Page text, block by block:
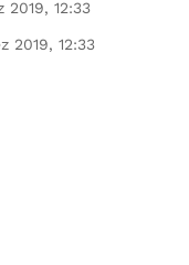
2019, 12:33
2019, 12:33